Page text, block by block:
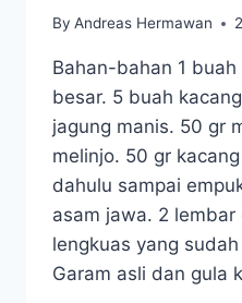
By Andreas Hermawan
Bahan-bahan 1
besar. 5 buah
jagung manis. 50 gr
melinjo. 50 gr
dahulu sampai
asam jawa. 2
lengkuas yang
Garam asli dan gula